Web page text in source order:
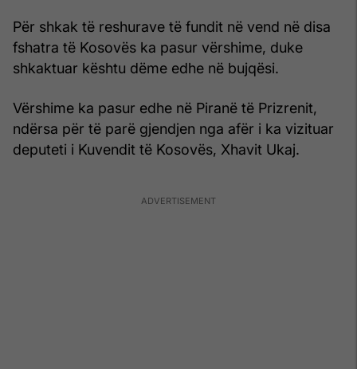
Për shkak të reshurave të fundit në vend në disa
fshatra të Kosovës ka pasur vërshime, duke
shkaktuar kështu dëme edhe në bujqësi.
Vërshime ka pasur edhe në Piranë të Prizrenit,
ndërsa për të parë gjendjen nga afër i ka vizituar
deputeti i Kuvendit të Kosovës, Xhavit Ukaj.